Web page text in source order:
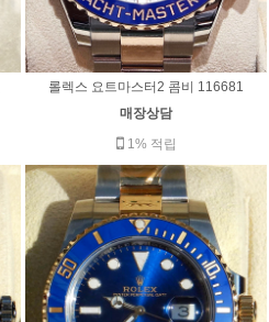
롤렉스 요트마스터2 콤비 116681
매장상담
1% 적립